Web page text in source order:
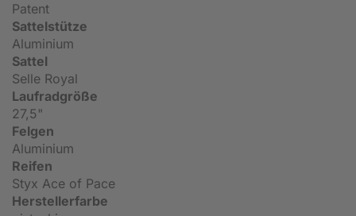
Patent
Sattelstütze
Aluminium
Sattel
Selle Royal
Laufradgröße
27,5"
Felgen
Aluminium
Reifen
Styx Ace of Pace
Herstellerfarbe